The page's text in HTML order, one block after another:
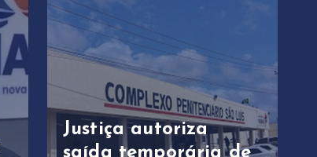
Justiça autoriza
saída temporária de